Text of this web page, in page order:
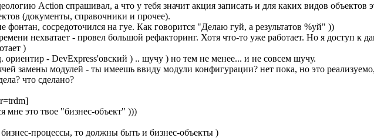
Action спрашивал, а что у тебя значит акция записать и для каких видов объектов
(документы, справочники и прочее).
фонтан, сосредоточился на гуе. Как говорится "Делаю гуй, а результатов %уй" ))
нехватает - провел большой рефакторинг. Хотя что-то уже работает. Но я доступ к
)
ориентир - DevExpress'овский ) .. шучу ) но тем не менее... и не совсем шучу.
замены модулей - ты имеешь ввиду модули конфигурации? нет пока, но это
что сделано?
мне это твое "бизнес-объект" )))
бизнес-процессы, то должны быть и бизнес-объекты )